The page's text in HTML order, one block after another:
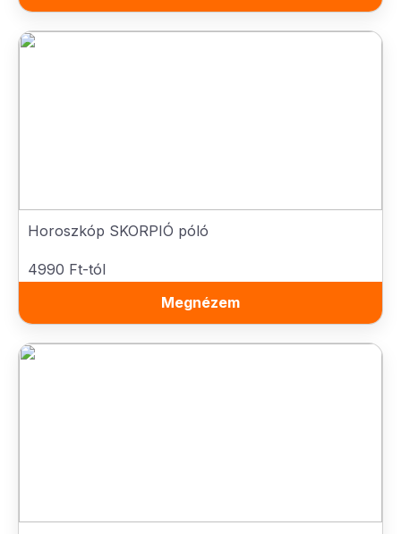
Horoszkóp SKORPIÓ póló
4990 Ft-tól
Megnézem